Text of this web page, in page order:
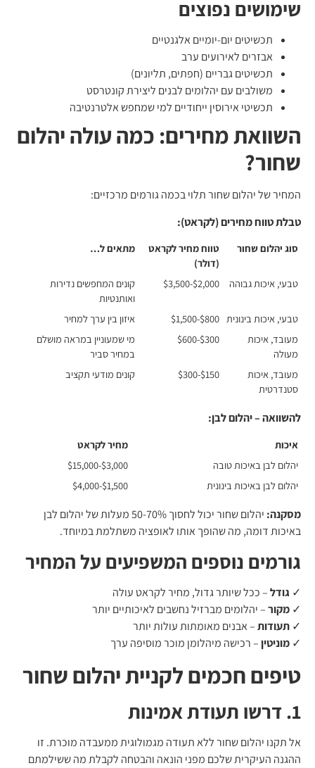
שימושים נפוצים
תכשיטים יום-יומיים אלגנטיים
אבזרים לאירועים ערב
תכשיטים גבריים (חפתים, תליונים)
משולבים עם יהלומים לבנים ליצירת קונטרסט
תכשיטי אירוסין ייחודיים למי שמחפש אלטרנטיבה
השוואת מחירים: כמה עולה יהלום
שחור?
המחיר של יהלום שחור תלוי בכמה גורמים מרכזיים:
טבלת טווח מחירים (לקראט):
סוג יהלום שחור
טווח מחיר לקראט
(דולר)
מתאים ל…
טבעי, איכות גבוהה $2,000-$3,500
קונים המחפשים נדירות
ואותנטיות
טבעי, איכות בינונית $800-$1,500
איזון בין ערך למחיר
מעובד, איכות
מעולה
$300-$600
מי שמעוניין במראה מושלם
במחיר סביר
מעובד, איכות
סטנדרטית
$150-$300 קונים מודעי תקציב
להשוואה – יהלום לבן:
איכות
מחיר לקראט
יהלום לבן באיכות טובה
$3,000-$15,000
יהלום לבן באיכות בינונית
$1,500-$4,000
מסקנה:
יהלום שחור יכול לחסוך 50-70% מעלות של יהלום לבן
באיכות דומה, מה שהופך אותו לאופציה משתלמת במיוחד.
גורמים נוספים המשפיעים על המחיר
✓ גודל– ככל שיותר גדול, מחיר לקראט עולה
✓ מקור– יהלומים מברזיל נחשבים לאיכותיים יותר
✓ תעודות– אבנים מאומתות עולות יותר
✓ מוניטין– רכישה מיהלומן מוכר מוסיפה ערך
טיפים חכמים לקניית יהלום שחור
1. דרשו תעודת אמינות
אל תקנו יהלום שחור ללא תעודה מגמולוגית ממעבדה מוכרת. זו
ההגנה העיקרית שלכם מפני הונאה והבטחה לקבלת מה ששילמתם